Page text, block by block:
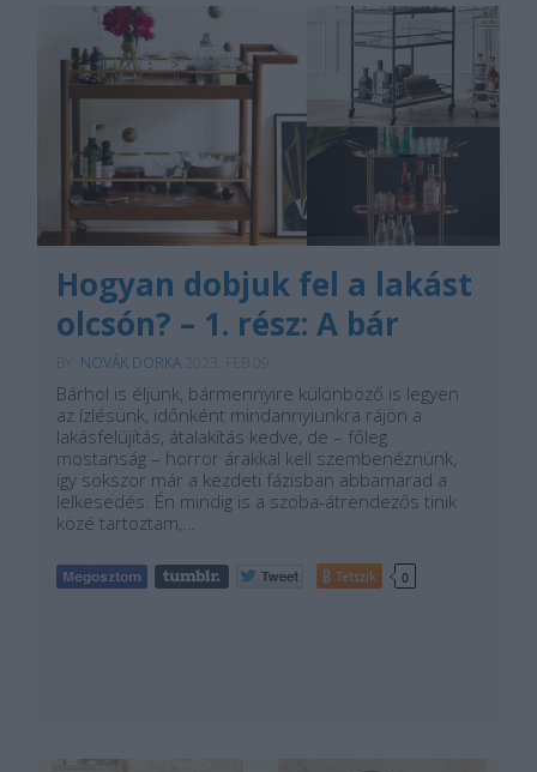
Hogyan dobjuk fel a lakást
olcsón? – 1. rész: A bár
NOVÁK DORKA
Bárhol is éljünk, bármennyire különböző is legyen
az ízlésünk, időnként mindannyiunkra rájön a
lakásfelújítás, átalakítás kedve, de – főleg
mostanság – horror árakkal kell szembenéznünk,
így sokszor már a kezdeti fázisban abbamarad a
lelkesedés. Én mindig is a szoba-átrendezős tinik
közé tartoztam,…
Tetszik 0